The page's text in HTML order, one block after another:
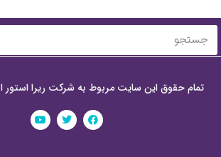
تمام حقوق این سایت مربوط به شرکت ریرا